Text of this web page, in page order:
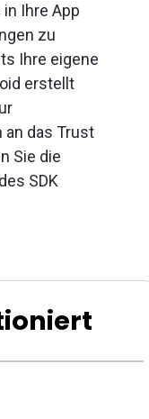
Ihre App
zu
Ihre eigene
erstellt
an das Trust
Sie die
SDK